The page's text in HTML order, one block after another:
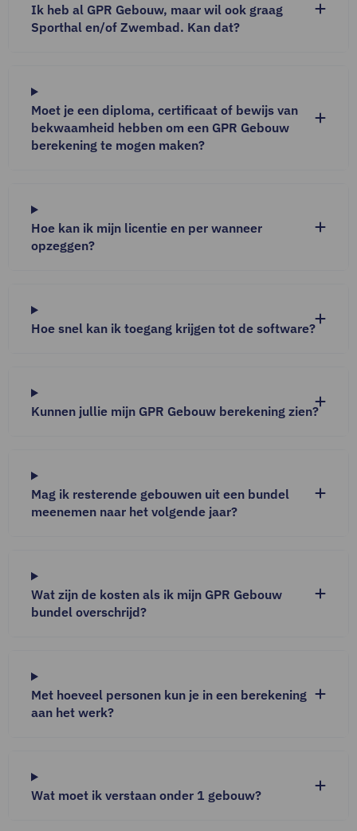
Ik heb al GPR Gebouw, maar wil ook graag
Sporthal en/of Zwembad. Kan dat?
Moet je een diploma, certificaat of bewijs van
bekwaamheid hebben om een GPR Gebouw
berekening te mogen maken?
Hoe kan ik mijn licentie en per wanneer
opzeggen?
Hoe snel kan ik toegang krijgen tot de software?
Kunnen jullie mijn GPR Gebouw berekening zien?
Mag ik resterende gebouwen uit een bundel
meenemen naar het volgende jaar?
Wat zijn de kosten als ik mijn GPR Gebouw
bundel overschrijd?
Met hoeveel personen kun je in een berekening
aan het werk?
Wat moet ik verstaan onder 1 gebouw?